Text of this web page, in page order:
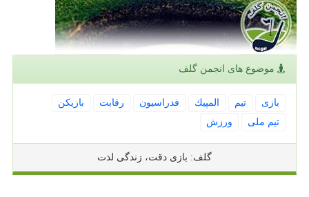
موضوع های انجمن گلف
بازی تیم المپیك فدراسیون رقابت
بازیكن
تیم ملی
ورزش
گلف: بازی دقت، زندگی لذت